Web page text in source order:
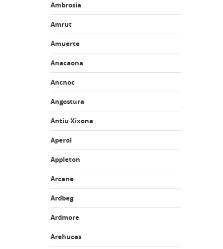
Ambrosia
Amrut
Amuerte
Anacaona
Ancnoc
Angostura
Antiu Xixona
Aperol
Appleton
Arcane
Ardbeg
Ardmore
Arehucas